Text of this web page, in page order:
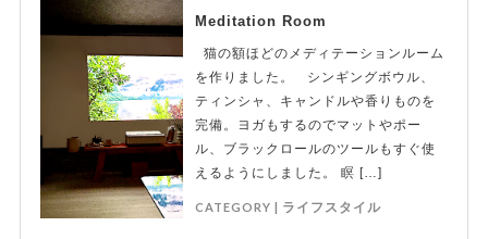
Meditation Room
猫の額ほどのメディテーションルーム
を作りました。 シンギングボウル、
ティンシャ、キャンドルや香りものを
完備。ヨガもするのでマットやポー
ル、ブラックロールのツールもすぐ使
えるようにしました。 瞑 […]
CATEGORY | ライフスタイル